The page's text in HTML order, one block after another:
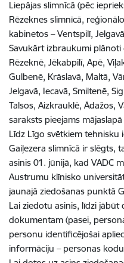
Liepājas slimnīcā (pēc
Rēzeknes slimnīcā,
kabinetos – Ventspilī,
Savukārt izbraukumi plānoti
Rēzeknē, Jēkabpilī, Apē,
Gulbenē, Krāslavā, Maltā,
Jelgavā, Iecavā, Smiltenē,
Talsos, Aizkrauklē, Ādažos,
saraksts pieejams mājaslapā
Līdz Līgo svētkiem tehnisku
Gaiļezera slimnīcā ir slēgts,
asinis 01. jūnijā, kad VADC
Austrumu klīnisko
jaunajā ziedošanas punktā
Lai ziedotu asinis, līdzi
dokumentam (pasei,
personu identificējošai
informāciju – personas